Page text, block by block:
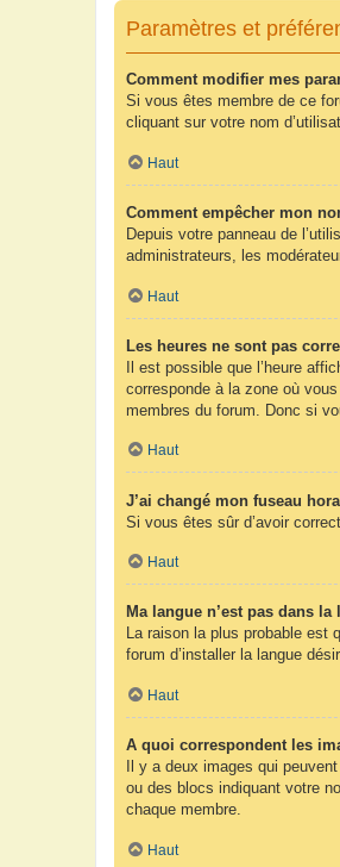
Paramètres et
Comment modifier mes
Si vous êtes membre de ce
cliquant sur votre nom
Haut
Comment empêcher mon
Depuis votre panneau de
administrateurs, les
Haut
Les heures ne sont pas
Il est possible que l’heure
corresponde à la zone où
membres du forum. Donc si
Haut
J’ai changé mon fuseau
Si vous êtes sûr d’avoir
Haut
Ma langue n’est pas dans la
La raison la plus probable est
forum d’installer la langue
Haut
A quoi correspondent les
Il y a deux images qui
ou des blocs indiquant votre
chaque membre.
Haut